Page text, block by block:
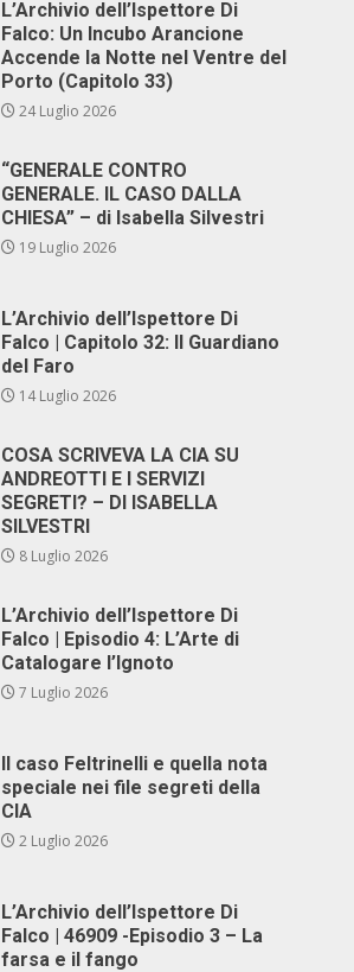
L’Archivio dell’Ispettore Di
Falco: Un Incubo Arancione
Accende la Notte nel Ventre del
Porto (Capitolo 33)
24 Luglio 2026
“GENERALE CONTRO
GENERALE. IL CASO DALLA
CHIESA” – di Isabella Silvestri
19 Luglio 2026
L’Archivio dell’Ispettore Di
Falco | Capitolo 32: Il Guardiano
del Faro
14 Luglio 2026
COSA SCRIVEVA LA CIA SU
ANDREOTTI E I SERVIZI
SEGRETI? – DI ISABELLA
SILVESTRI
8 Luglio 2026
L’Archivio dell’Ispettore Di
Falco | Episodio 4: L’Arte di
Catalogare l’Ignoto
7 Luglio 2026
Il caso Feltrinelli e quella nota
speciale nei file segreti della
CIA
2 Luglio 2026
L’Archivio dell’Ispettore Di
Falco | 46909 -Episodio 3 – La
farsa e il fango